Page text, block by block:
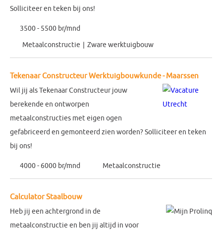
Solliciteer en teken bij ons!
3500 - 5500 br/mnd
Metaalconstructie
Zware werktuigbouw
Tekenaar Constructeur Werktuigbouwkunde - Maarssen
Wil jij als Tekenaar Constructeur jouw
berekende en ontworpen
metaalconstructies met eigen ogen
gefabriceerd en gemonteerd zien worden? Solliciteer en teken
bij ons!
4000 - 6000 br/mnd Metaalconstructie
Calculator Staalbouw
Heb jij een achtergrond in de
metaalconstructie en ben jij altijd in voor